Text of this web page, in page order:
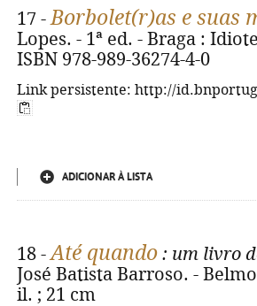
17 -Borbolet(r)as e suas
Lopes. - 1ª ed. - Braga :
ISBN 978-989-36274-4-0
Link persistente: http://
ADICIONAR À LISTA
18 -Até quando : um livro
José Batista Barroso. -
il. ; 21 cm